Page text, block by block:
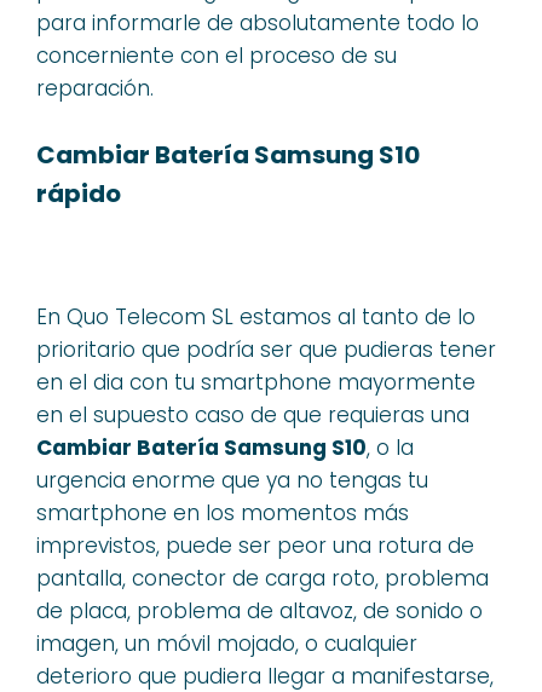
para informarle de absolutamente todo lo
concerniente con el proceso de su
reparación.
Cambiar Batería Samsung S10
rápido
En Quo Telecom SL estamos al tanto de lo
prioritario que podría ser que pudieras tener
en el dia con tu smartphone mayormente
en el supuesto caso de que requieras una
Cambiar Batería Samsung S10, o la
urgencia enorme que ya no tengas tu
smartphone en los momentos más
imprevistos, puede ser peor una rotura de
pantalla, conector de carga roto, problema
de placa, problema de altavoz, de sonido o
imagen, un móvil mojado, o cualquier
deterioro que pudiera llegar a manifestarse,